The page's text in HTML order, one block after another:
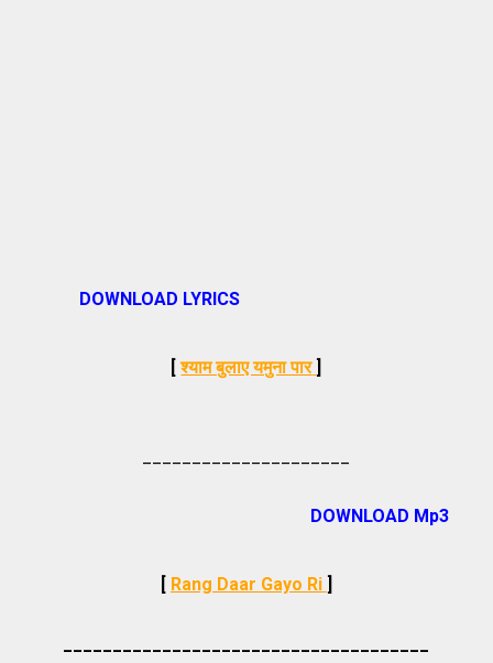
DOWNLOAD LYRICS
[श्याम बुलाए यमुना पार ]
DOWNLOAD Mp3
[ Rang Daar Gayo Ri ]